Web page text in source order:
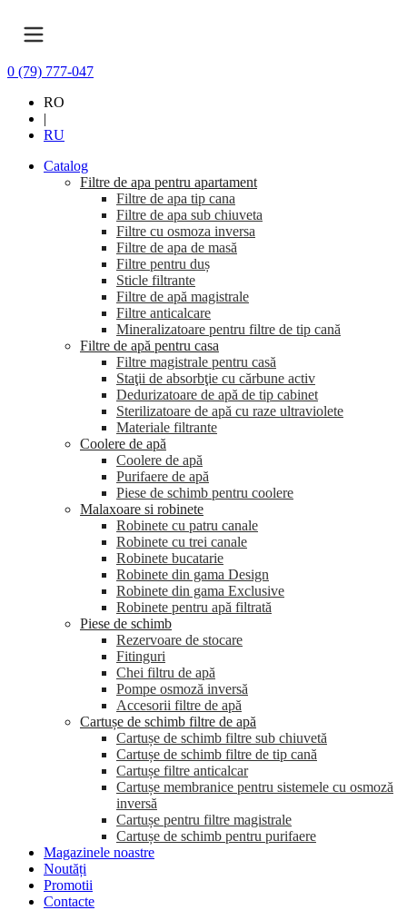
0 (79) 777-047
RO
|
RU
Catalog
Filtre de apa pentru apartament
Filtre de apa tip cana
Filtre de apa sub chiuveta
Filtre cu osmoza inversa
Filtre de apa de masă
Filtre pentru duș
Sticle filtrante
Filtre de apă magistrale
Filtre anticalcare
Mineralizatoare pentru filtre de tip cană
Filtre de apă pentru casa
Filtre magistrale pentru casă
Staţii de absorbţie cu cărbune activ
Dedurizatoare de apă de tip cabinet
Sterilizatoare de apă cu raze ultraviolete
Materiale filtrante
Coolere de apă
Сoolere de apă
Purifaere de apă
Piese de schimb pentru coolere
Malaxoare si robinete
Robinete cu patru canale
Robinete cu trei canale
Robinete bucatarie
Robinete din gama Design
Robinete din gama Exclusive
Robinete pentru apă filtrată
Piese de schimb
Rezervoare de stocare
Fitinguri
Chei filtru de apă
Pompe osmoză inversă
Accesorii filtre de apă
Cartușe de schimb filtre de apă
Cartușe de schimb filtre sub chiuvetă
Cartușe de schimb filtre de tip cană
Cartușe filtre anticalcar
Cartușe membranice pentru sistemele cu osmoză
inversă
Cartușe pentru filtre magistrale
Cartușe de schimb pentru purifaere
Magazinele noastre
Noutăți
Promotii
Contacte